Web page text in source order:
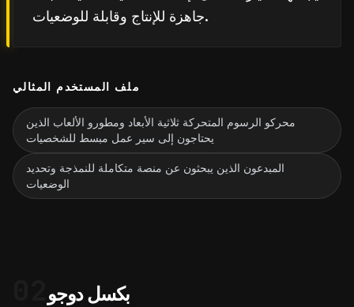
جاهزة للإنتاج وقابلة للوضعيات.
ملف المستخدم المثالي
محركو الرسوم المتحركة ثلاثية الأبعاد ومطورو الألعاب الذين
يحتاجون إلى سير عمل مبسط للشخصيات
المبدعون الذين يبحثون عن منصة متكاملة للنمذجة وتحديد
الوضعيات
بكسل دوجو